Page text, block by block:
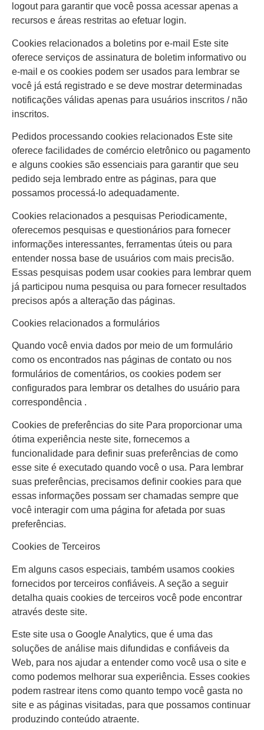
logout para garantir que você possa acessar apenas a
recursos e áreas restritas ao efetuar login.
Cookies relacionados a boletins por e-mail Este site
oferece serviços de assinatura de boletim informativo ou
e-mail e os cookies podem ser usados para lembrar se
você já está registrado e se deve mostrar determinadas
notificações válidas apenas para usuários inscritos / não
inscritos.
Pedidos processando cookies relacionados Este site
oferece facilidades de comércio eletrônico ou pagamento
e alguns cookies são essenciais para garantir que seu
pedido seja lembrado entre as páginas, para que
possamos processá-lo adequadamente.
Cookies relacionados a pesquisas Periodicamente,
oferecemos pesquisas e questionários para fornecer
informações interessantes, ferramentas úteis ou para
entender nossa base de usuários com mais precisão.
Essas pesquisas podem usar cookies para lembrar quem
já participou numa pesquisa ou para fornecer resultados
precisos após a alteração das páginas.
Cookies relacionados a formulários
Quando você envia dados por meio de um formulário
como os encontrados nas páginas de contato ou nos
formulários de comentários, os cookies podem ser
configurados para lembrar os detalhes do usuário para
correspondência .
Cookies de preferências do site Para proporcionar uma
ótima experiência neste site, fornecemos a
funcionalidade para definir suas preferências de como
esse site é executado quando você o usa. Para lembrar
suas preferências, precisamos definir cookies para que
essas informações possam ser chamadas sempre que
você interagir com uma página for afetada por suas
preferências.
Cookies de Terceiros
Em alguns casos especiais, também usamos cookies
fornecidos por terceiros confiáveis. A seção a seguir
detalha quais cookies de terceiros você pode encontrar
através deste site.
Este site usa o Google Analytics, que é uma das
soluções de análise mais difundidas e confiáveis da
Web, para nos ajudar a entender como você usa o site e
como podemos melhorar sua experiência. Esses cookies
podem rastrear itens como quanto tempo você gasta no
site e as páginas visitadas, para que possamos continuar
produzindo conteúdo atraente.